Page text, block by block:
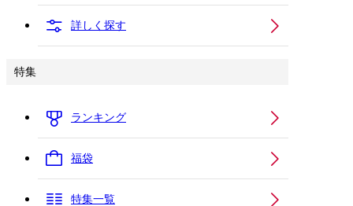
詳しく探す
特集
ランキング
福袋
特集一覧